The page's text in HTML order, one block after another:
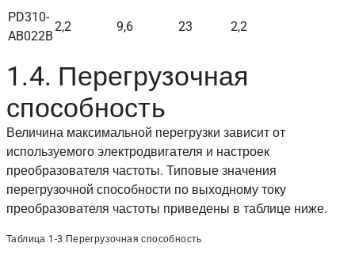
PD310-
AB022B
2,2 9,6 23 2,2
1.4. Перегрузочная
способность
Величина максимальной перегрузки зависит от
используемого электродвигателя и настроек
преобразователя частоты. Типовые значения
перегрузочной способности по выходному току
преобразователя частоты приведены в таблице ниже.
Таблица 1-3 Перегрузочная способность